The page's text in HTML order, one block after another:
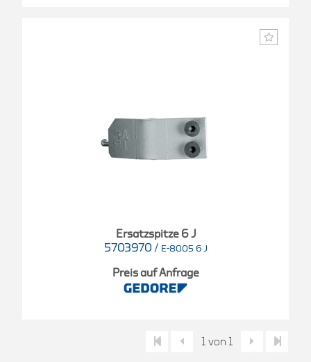
Ersatzspitze 6 J
5703970 / E-8005 6 J
Preis auf Anfrage
1 von 1